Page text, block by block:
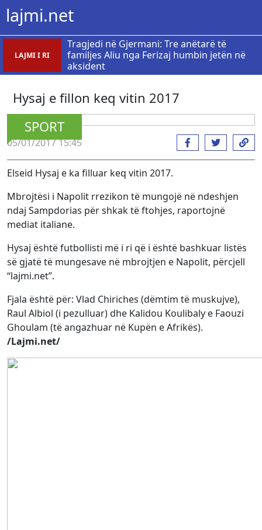
lajmi.net
LAJMI I RI
Tragjedi në Gjermani: Tre anëtarë të
familjes Aliu nga Ferizaj humbin jetën në
aksident
Hysaj e fillon keq vitin 2017
SPORT
05/01/2017 15:45
Elseid Hysaj e ka filluar keq vitin 2017.
Mbrojtësi i Napolit rrezikon të mungojë në ndeshjen
ndaj Sampdorias për shkak të ftohjes, raportojnë
mediat italiane.
Hysaj është futbollisti më i ri që i është bashkuar listës
së gjatë të mungesave në mbrojtjen e Napolit, përcjell
“lajmi.net”.
Fjala është për: Vlad Chiriches (dëmtim të muskujve),
Raul Albiol (i pezulluar) dhe Kalidou Koulibaly e Faouzi
Ghoulam (të angazhuar në Kupën e Afrikës).
/Lajmi.net/